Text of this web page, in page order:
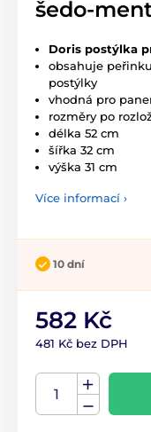
šedo-
Doris postýlka
obsahuje
postýlky
vhodná pro
rozměry po
délka 52 cm
šířka 32 cm
výška 31 cm
Více informací ›
10 dní
582 Kč
481 Kč bez DPH